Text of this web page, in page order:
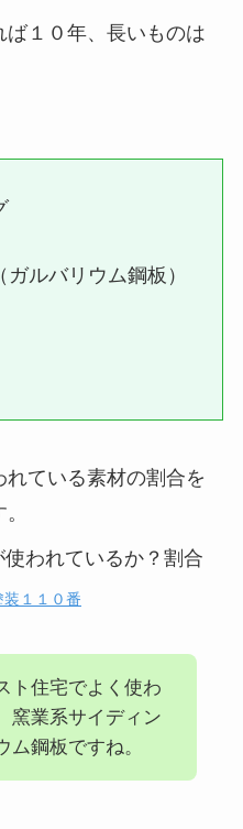
１０年、長いものは
ルバリウム鋼板）
ている素材の割合を
１１０番
ト住宅でよく使わ
窯業系サイディン
ム鋼板ですね。